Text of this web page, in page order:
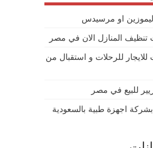
او مرسيدس
المنازل الان في مصر
للرحلات و استقبال من
للبيع في مصر
اجهزة طبية بالسعودية